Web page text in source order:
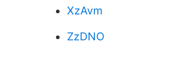
XzAvm
ZzDNO